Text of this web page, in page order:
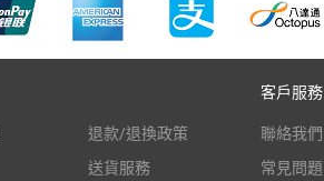
退款/退換政策
送貨服務
客戶服務
聯絡我們
常見問題